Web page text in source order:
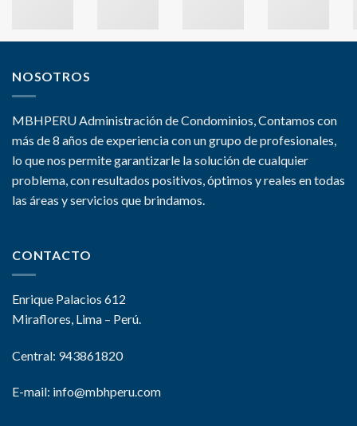
NOSOTROS
MBHPERU Administración de Condominios, Contamos con
más de 8 años de experiencia con un grupo de profesionales,
lo que nos permite garantizarle la solución de cualquier
problema, con resultados positivos, óptimos y reales en todas
las áreas y servicios que brindamos.
CONTACTO
Enrique Palacios 612
Miraflores, Lima – Perú.
Central: 943861820
E-mail: info@mbhperu.com